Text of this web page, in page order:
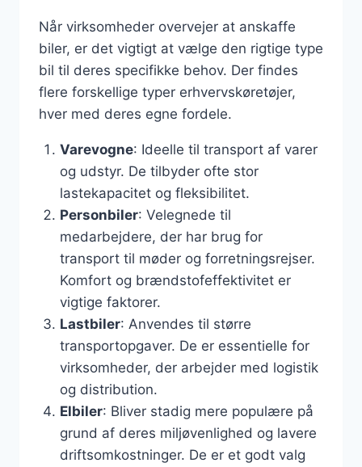
Når virksomheder overvejer at anskaffe
biler, er det vigtigt at vælge den rigtige type
bil til deres specifikke behov. Der findes
flere forskellige typer erhvervskøretøjer,
hver med deres egne fordele.
Varevogne: Ideelle til transport af varer
og udstyr. De tilbyder ofte stor
lastekapacitet og fleksibilitet.
Personbiler: Velegnede til
medarbejdere, der har brug for
transport til møder og forretningsrejser.
Komfort og brændstofeffektivitet er
vigtige faktorer.
Lastbiler: Anvendes til større
transportopgaver. De er essentielle for
virksomheder, der arbejder med logistik
og distribution.
Elbiler: Bliver stadig mere populære på
grund af deres miljøvenlighed og lavere
driftsomkostninger. De er et godt valg